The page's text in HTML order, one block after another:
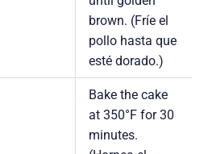
brown. (Fríe el
pollo hasta que
esté dorado.)
Bake the cake
at 350°F for 30
minutes.